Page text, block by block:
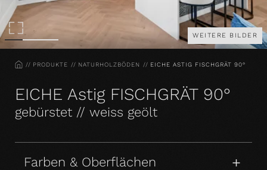
WEITERE BILDER
HOMEPRODUKTE NATURHOLZBÖDEN EICHE ASTIG FISCHGRÄT 90°
EICHE Astig FISCHGRÄT 90°
gebürstet // weiss geölt
Farben & Oberflächen